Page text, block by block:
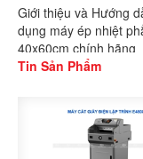
Giới thiệu và Hướng
dụng máy ép nhiệt
40x60cm chính hãng
Gaoshang
Tin Sản Phẩm